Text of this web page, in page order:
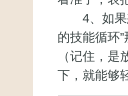
4、如果想
的技能循环
（记住，
下，就能够